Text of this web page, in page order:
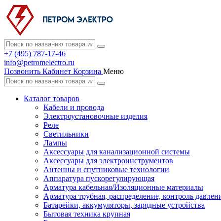
+7 (495) 787-17-46
info@petromelectro.ru
Позвонить Кабинет Корзина Меню
Каталог товаров
Кабели и провода
Электроустановочные изделия
Реле
Светильники
Лампы
Аксессуары для канализационной системы
Аксессуары для электроинструментов
Антенны и спутниковые технологии
Аппаратура пускорегулирующая
Арматура кабельная/Изоляционные материалы
Арматура трубная, распределение, контроль
Батарейки, аккумуляторы, зарядные устройства
Бытовая техника крупная